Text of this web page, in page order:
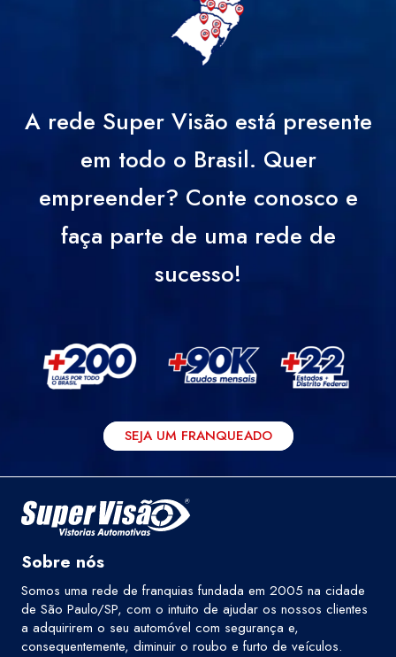
A rede Super Visão está presente
em todo o Brasil. Quer
empreender? Conte conosco e
faça parte de uma rede de
sucesso!
SEJA UM FRANQUEADO
Sobre nós
Somos uma rede de franquias fundada em 2005 na cidade
de São Paulo/SP, com o intuito de ajudar os nossos clientes
a adquirirem o seu automóvel com segurança e,
consequentemente, diminuir o roubo e furto de veículos.